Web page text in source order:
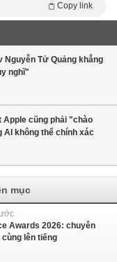
Copy link
Nguyễn Tử Quảng khẳng
nghĩ"
Apple cũng phải "chào
AI không thể chính xác
mục
Awards 2026: chuyên
lên tiếng